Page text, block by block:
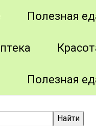
Полезная
Полезная